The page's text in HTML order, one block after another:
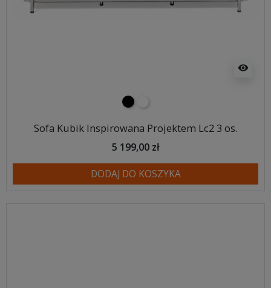
visibility
czarny
Sofa Kubik Inspirowana Projektem Lc2 3 os.
5 199,00 zł
DODAJ DO KOSZYKA